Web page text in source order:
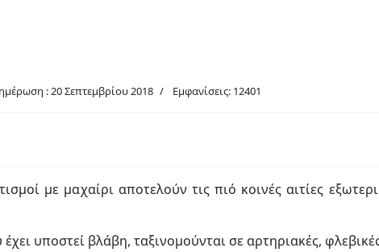
: 20 Σεπτεμβρίου 2018 Εμφανίσεις: 12401
με μαχαίρι αποτελούν τις πιό κοινές αιτίες
υποστεί βλάβη, ταξινομούνται σε αρτηριακές,